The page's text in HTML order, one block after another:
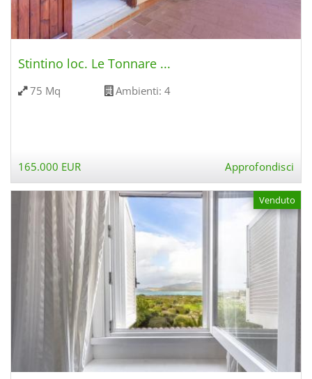
Stintino loc. Le Tonnare ...
75 Mq Ambienti: 4
165.000 EUR Approfondisci
Venduto